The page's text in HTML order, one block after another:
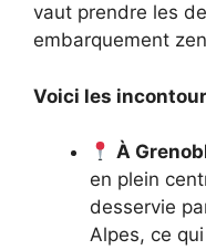
vaut prendre les
embarquement
Voici les
À
en plein
desservie
Alpes, ce